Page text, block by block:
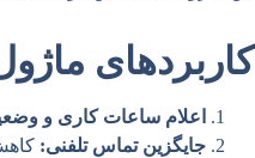
کاربردهای
اعلام ساعات کاری و
جایگزین تماس تلفنی: